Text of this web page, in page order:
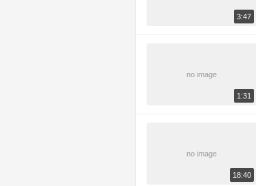
3:47
no image
1:31
no image
18:40